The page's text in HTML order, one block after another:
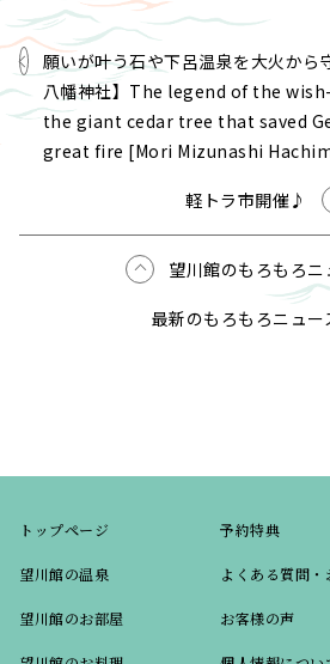
願いが叶う石や下呂温泉を大火から
八幡神社】The legend of the
the giant cedar tree that saved
great fire [Mori Mizunashi
軽トラ市開催♪
望川館のもろもろ
最新のもろもろニュー
トップページ
望川館の温泉
望川館のお部屋
予約特典
よくある質問
お客様の声